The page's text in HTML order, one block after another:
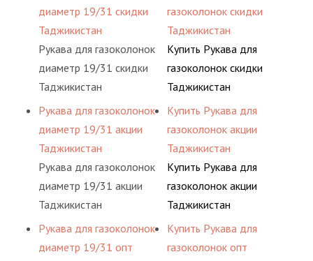
диаметр 19/31 скидки
Таджикистан
Рукава для газоколонок
диаметр 19/31 скидки
Таджикистан
Рукава для газоколонок
диаметр 19/31 акции
Таджикистан
Рукава для газоколонок
диаметр 19/31 акции
Таджикистан
Рукава для газоколонок
диаметр 19/31 опт
газоколонок скидки
Таджикистан
Купить Рукава для
газоколонок скидки
Таджикистан
Купить Рукава для
газоколонок акции
Таджикистан
Купить Рукава для
газоколонок акции
Таджикистан
Купить Рукава для
газоколонок опт